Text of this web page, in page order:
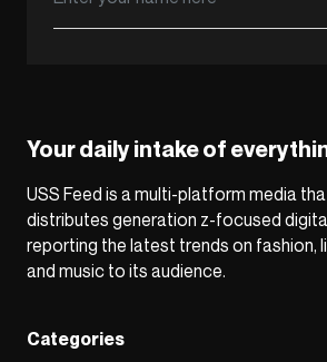
Your daily intake of
USS Feed is a multi-platform media
distributes generation z-focused
reporting the latest trends on fashion,
and music to its audience.
Categories